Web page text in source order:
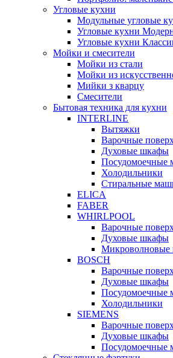
Угловые кухни
Модульные угловые
Угловые кухни
Угловые кухни
Мойки и смесители
Мойки из стали
Мойки из
Мийки з кварцу
Смесители
Бытовая техника для кухни
INTERLINE
Вытяжки
Варочные
Духовые шкафы
Посудомоечные
Холодильники
Стиральные
ELICA
FABER
WHIRLPOOL
Варочные
Духовые шкафы
Микроволновые
BOSCH
Варочные
Духовые шкафы
Посудомоечные
Холодильники
SIEMENS
Варочные
Духовые шкафы
Посудомоечные